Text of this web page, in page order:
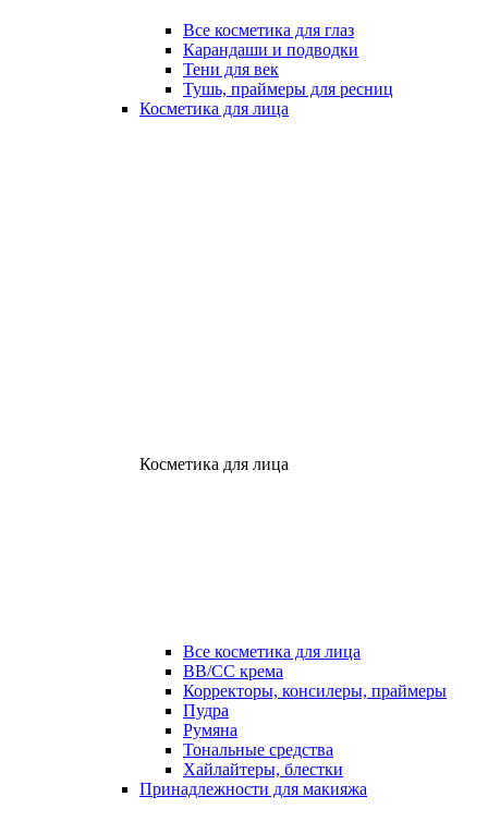
Все косметика для глаз
Карандаши и подводки
Тени для век
Тушь, праймеры для ресниц
Косметика для лица
Косметика для лица
Все косметика для лица
ВВ/СС крема
Корректоры, консилеры, праймеры
Пудра
Румяна
Тональные средства
Хайлайтеры, блестки
Принадлежности для макияжа